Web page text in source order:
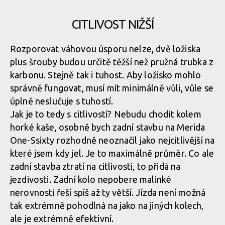
Přepákovaný jednočep využívá flexe v sedlové vzpěry, v
Přepákovaný jednočep využívá flexe v sedlové vzpěry, v
místech, kde obvykle bývá umístěn čep
Přepákovaný jednočep využívá flexe v sedlové vzpěry, v
místech, kde obvykle bývá umístěn čep
Kde je čep? Není, Merida využívá ohybu v materiálu sedlové
vzpěru
Kde je čep? Není, Merida využívá ohybu v materiálu sedlové
vzpěru
Kde je čep? Není, Merida využívá ohybu v materiálu sedlové
vzpěru
V Horním čepu přepákování je umístěn flip-chip umožňující
změnu zadního kola na 27,5 palce
V Horním čepu přepákování je umístěn flip-chip umožňující
změnu zadního kola na 27,5 palce
V Horním čepu přepákování je umístěn flip-chip umožňující
změnu zadního kola na 27,5 palce
V Horním čepu přepákování je umístěn flip-chip umožňující
změnu zadního kola na 27,5 palce
CITLIVOST NIŽŠÍ
Rozporovat váhovou úsporu nelze, dvě ložiska
plus šrouby budou určitě těžší než pružná trubka z
karbonu. Stejně tak i tuhost. Aby ložisko mohlo
správně fungovat, musí mít minimálně vůli, vůle se
úplně neslučuje s tuhostí.
Jak je to tedy s citlivostí? Nebudu chodit kolem
horké kaše, osobně bych zadní stavbu na Merida
One-Ssixty rozhodně neoznačil jako nejcitlivější na
které jsem kdy jel. Je to maximálně průměr. Co ale
zadní stavba ztratí na citlivosti, to přidá na
jezdivosti. Zadní kolo nepobere malinké
nerovnosti řeší spíš až ty větší. Jízda není možná
tak extrémně pohodlná na jako na jiných kolech,
ale je extrémně efektivní.